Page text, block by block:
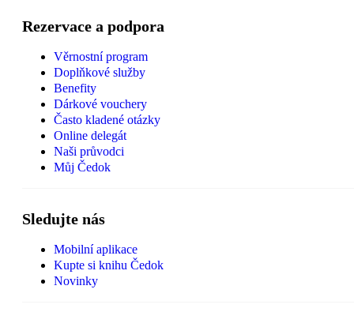
Rezervace a podpora
Věrnostní program
Doplňkové služby
Benefity
Dárkové vouchery
Často kladené otázky
Online delegát
Naši průvodci
Můj Čedok
Sledujte nás
Mobilní aplikace
Kupte si knihu Čedok
Novinky